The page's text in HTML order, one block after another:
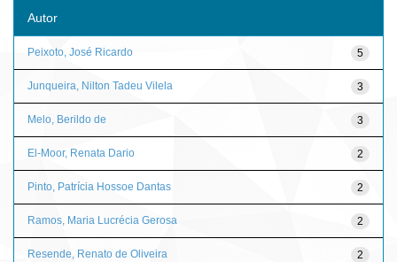
Autor
5
Peixoto, José Ricardo
3
Junqueira, Nilton Tadeu Vilela
3
Melo, Berildo de
2
El-Moor, Renata Dario
2
Pinto, Patrícia Hossoe Dantas
2
Ramos, Maria Lucrécia Gerosa
2
Resende, Renato de Oliveira